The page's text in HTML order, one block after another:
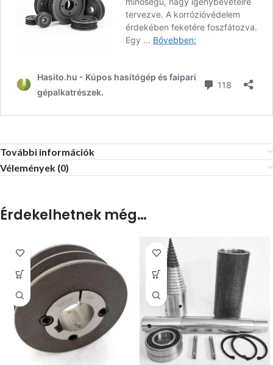
További információk
Vélemények (0)
Érdekelhetnek még…